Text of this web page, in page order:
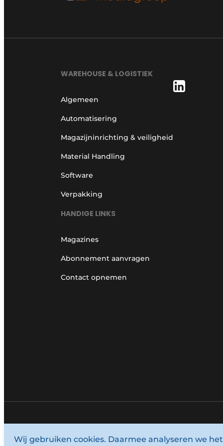
WAREHOUSE & LOGISTIEK
Algemeen
Automatisering
Magazijninrichting & veiligheid
Material Handling
Software
Verpakking
HANDIGE LINKS
Magazines
Abonnement aanvragen
Contact opnemen
© 1987 - 2026 Louwersmediagroep.
Wij gebruiken cookies. Daarmee analyseren we